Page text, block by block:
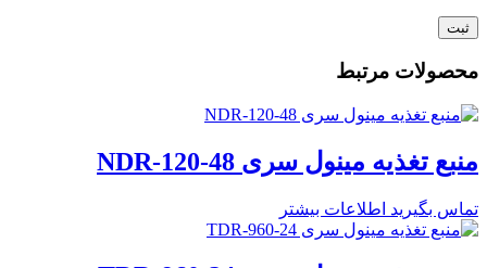
محصولات مرتبط
منبع تغذیه مینول سری NDR-120-48
تماس بگیرید اطلاعات بیشتر